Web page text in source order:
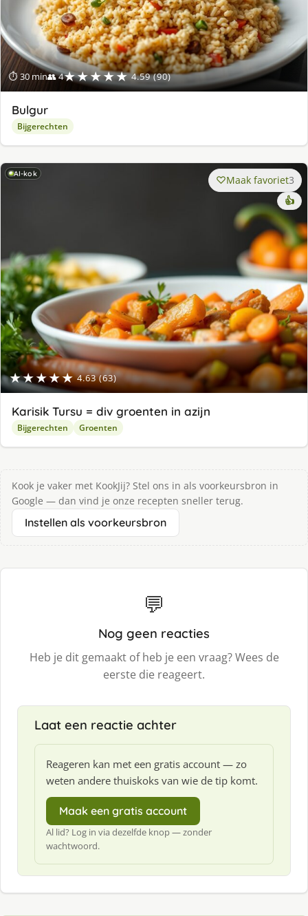
⏱ 30 min👥 4★★★★★ 4.59 (90)
Bulgur
Bijgerechten
AI-kok
★★★★★ 4.63 (63)
Maak favoriet3
👍
Karisik Tursu = div groenten in azijn
Bijgerechten Groenten
Kook je vaker met KookJij? Stel ons in als voorkeursbron in
Google — dan vind je onze recepten sneller terug.
Instellen als voorkeursbron
💬
Nog geen reacties
Heb je dit gemaakt of heb je een vraag? Wees de
eerste die reageert.
Laat een reactie achter
Reageren kan met een gratis account — zo
weten andere thuiskoks van wie de tip komt.
Maak een gratis account
Al lid? Log in via dezelfde knop — zonder
wachtwoord.